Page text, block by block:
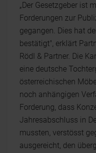
„Der Gesetzgeber ist
Forderungen zur
gegangen. Dies hat
bestätigt", erklärt
Rödl & Partner. Die
eine deutsche
österreichischen
noch anhängigen
Forderung, dass
Jahresabschluss in
mussten, verstösst
ausgereicht, den